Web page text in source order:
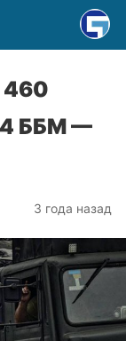
460
ББМ —
3 года назад